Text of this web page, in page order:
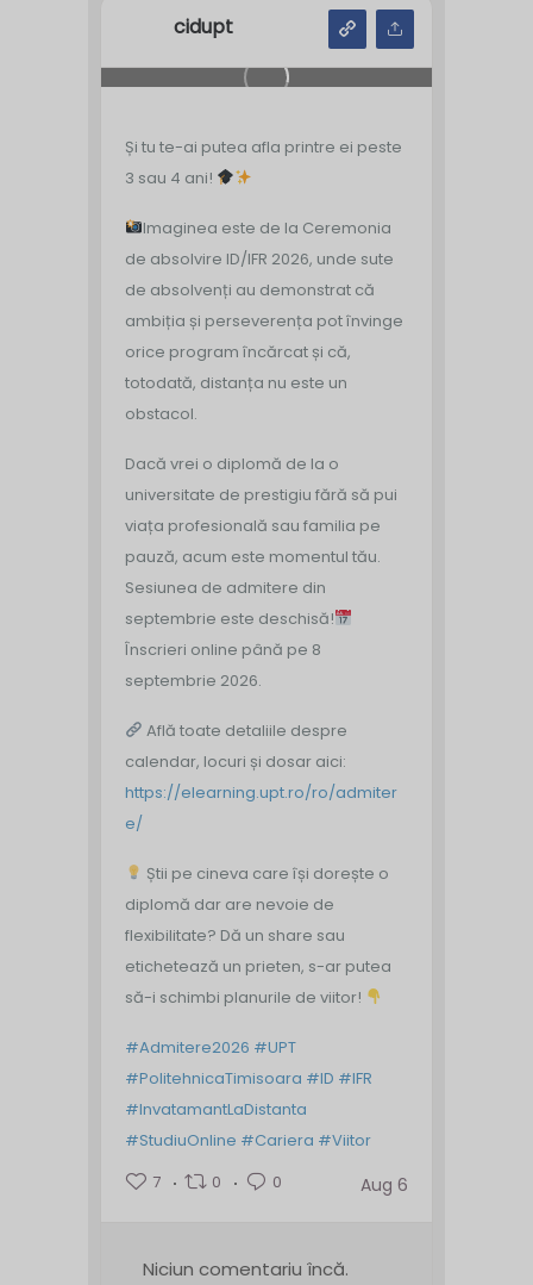
cidupt
Și tu te-ai putea afla printre ei peste
3 sau 4 ani!
Imaginea este de la Ceremonia
de absolvire ID/IFR 2026, unde sute
de absolvenți au demonstrat că
ambiția și perseverența pot învinge
orice program încărcat și că,
totodată, distanța nu este un
obstacol.
Dacă vrei o diplomă de la o
universitate de prestigiu fără să pui
viața profesională sau familia pe
pauză, acum este momentul tău.
Sesiunea de admitere din
septembrie este deschisă!
Înscrieri online până pe 8
septembrie 2026.
Află toate detaliile despre
calendar, locuri și dosar aici:
https://elearning.upt.ro/ro/admiter
e/
Știi pe cineva care își dorește o
diplomă dar are nevoie de
flexibilitate? Dă un share sau
etichetează un prieten, s-ar putea
să-i schimbi planurile de viitor!
#Admitere2026 #UPT
#PolitehnicaTimisoara #ID #IFR
#InvatamantLaDistanta
#StudiuOnline #Cariera #Viitor
7
0 0 Aug 6
Niciun comentariu încă.